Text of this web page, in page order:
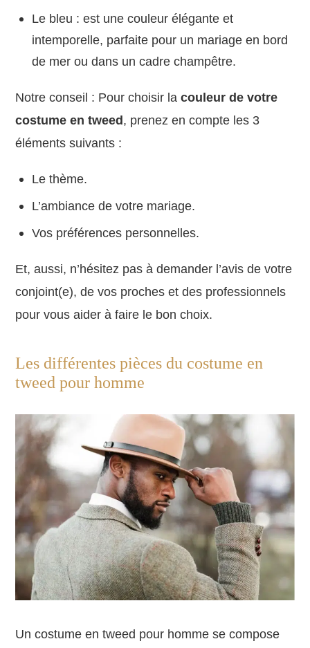
Le bleu : est une couleur élégante et
intemporelle, parfaite pour un mariage en bord
de mer ou dans un cadre champêtre.
Notre conseil : Pour choisir lacouleur de votre
costume en tweed, prenez en compte les 3
éléments suivants :
Le thème.
L’ambiance de votre mariage.
Vos préférences personnelles.
Et, aussi, n’hésitez pas à demander l’avis de votre
conjoint(e), de vos proches et des professionnels
pour vous aider à faire le bon choix.
Les différentes pièces du costume en
tweed pour homme
Un costume en tweed pour homme se compose